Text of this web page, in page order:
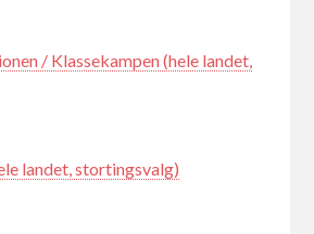
/ Klassekampen (hele landet,
landet, stortingsvalg)